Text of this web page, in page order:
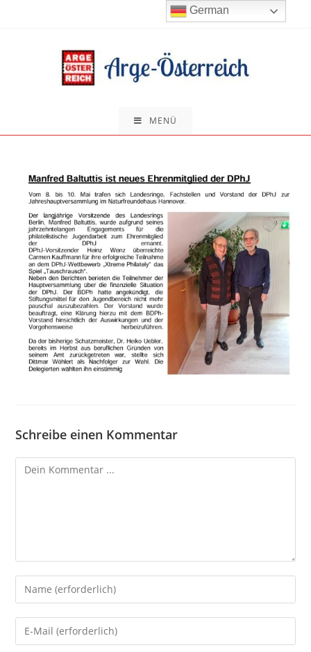
MENÜ
Schreibe einen Kommentar
Kommentieren
Gib
deinen
Namen
oder
Gib
deine
German